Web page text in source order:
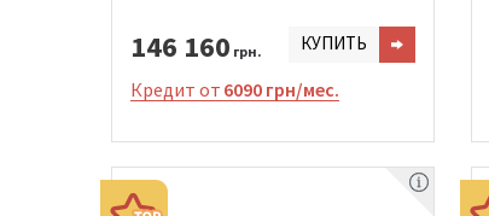
146 160 грн. КУПИТЬ
Кредит от 6090 грн/мес.